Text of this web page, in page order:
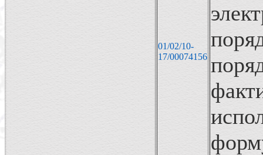
01/02/10-
17/00074156